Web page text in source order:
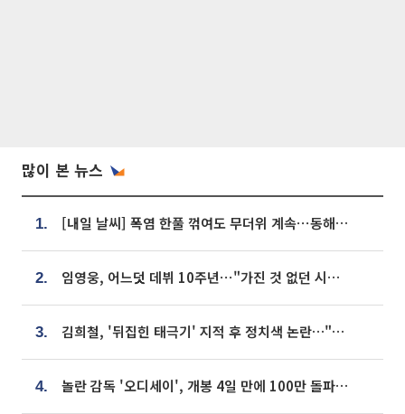
많이 본 뉴스
1. [내일 날씨] 폭염 한풀 꺾여도 무더위 계속⋯동해안 이틀 연속 비
2. 임영웅, 어느덧 데뷔 10주년⋯"가진 것 없던 시절, 내 앞엔 20명의 팬뿐"
3. 김희철, '뒤집힌 태극기' 지적 후 정치색 논란…"좌우 떠나 우리나라 국기"
4. 놀란 감독 '오디세이', 개봉 4일 만에 100만 돌파⋯'왕사남' 보다 빠르다